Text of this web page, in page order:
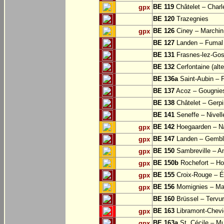
gpx BE 119 Châtelet –
BE 120 Trazegnies
gpx BE 126 Ciney – Marchin
BE 127 Landen – Fumal
BE 131 Frasnes-lez-
BE 132 Cerfontaine
BE 136aSaint-Aubin –
BE 137 Acoz –
BE 138 Châtelet –
BE 141 Seneffe –
gpx BE 142 Hoegaarden –
gpx BE 147 Landen –
gpx BE 150 Sambreville –
gpx BE 150b Rochefort –
gpx BE 155 Croix-Rouge –
gpx BE 156 Momignies –
BE 160 Brüssel –
gpx BE 163 Libramont-